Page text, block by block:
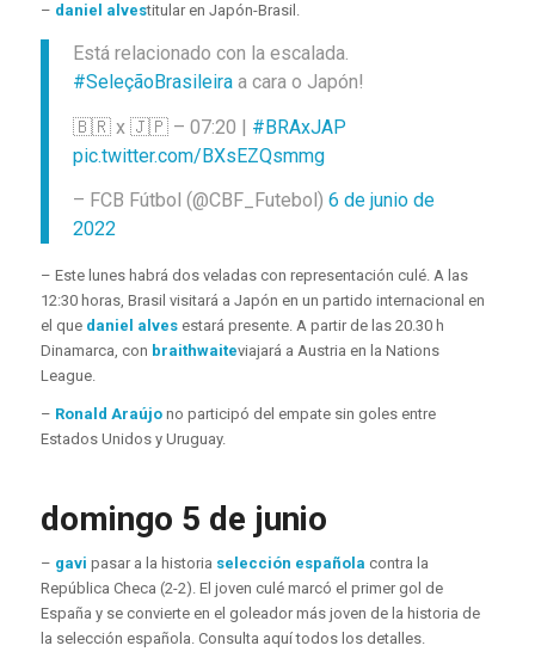
– daniel alvestitular en Japón-Brasil.
Está relacionado con la escalada.
#SeleçãoBrasileiraa cara o Japón!
🇧🇷 x 🇯🇵 – 07:20 | #BRAxJAP
pic.twitter.com/BXsEZQsmmg
– FCB Fútbol (@CBF_Futebol) 6 de junio de
2022
– Este lunes habrá dos veladas con representación culé. A las
12:30 horas, Brasil visitará a Japón en un partido internacional en
el que daniel alves estará presente. A partir de las 20.30 h
Dinamarca, con braithwaiteviajará a Austria en la Nations
League.
– Ronald Araújono participó del empate sin goles entre
Estados Unidos y Uruguay.
domingo 5 de junio
– gavi pasar a la historia selección española contra la
República Checa (2-2). El joven culé marcó el primer gol de
España y se convierte en el goleador más joven de la historia de
la selección española. Consulta aquí todos los detalles.